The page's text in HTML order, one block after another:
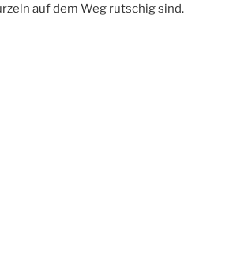
auf dem Weg rutschig sind.